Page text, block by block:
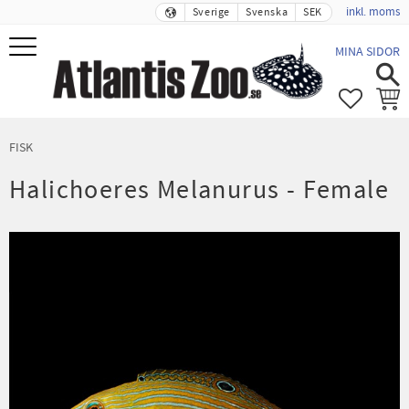
Meny
Sverige Svenska SEK inkl. moms
MINA SIDOR
FISK
Halichoeres Melanurus - Female